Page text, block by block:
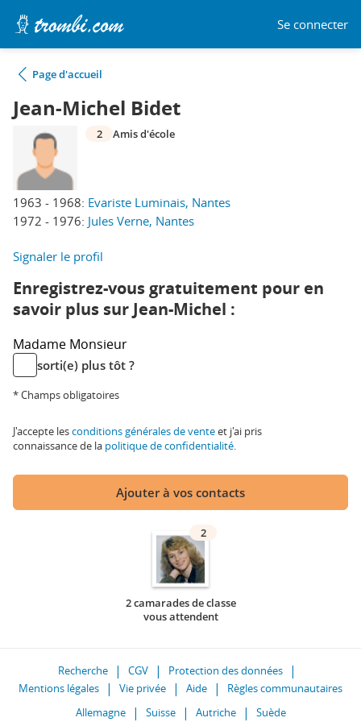
Se connecter
Page d'accueil
Jean-Michel Bidet
1963 - 1968: Evariste Luminais, Nantes
1972 - 1976: Jules Verne, Nantes
2 Amis d'école
Signaler le profil
Enregistrez-vous gratuitement pour en
savoir plus sur Jean-Michel :
Madame Monsieur
sorti(e) plus tôt ?
* Champs obligatoires
J'accepte lesconditions générales de venteet j'ai pris
connaissance de la politique de confidentialité.
Ajouter à vos contacts
2
2 camarades de classe
vous attendent
Recherche CGV
Protection des données
Mentions légales
Vie privée Aide
Règles communautaires
Allemagne
Suisse Autriche Suède